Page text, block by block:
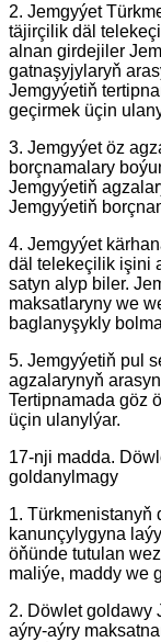
2. Jemgyýet
täjirçilik däl
alnan girdejiler
gatnaşyjylaryň
Jemgyýetiň
geçirmek üçin
3. Jemgyýet öz
borçnamalary
Jemgyýetiň
Jemgyýetiň
4. Jemgyýet
däl telekeçilik işini
satyn alyp biler.
maksatlaryny we
baglanyşykly
5. Jemgyýetiň pul
agzalarynyň
Tertipnamada göz
üçin ulanylýar.
17-nji madda.
goldanylmagy
1. Türkmenistanyň
kanunçylygyna
öňünde tutulan
maliýe, maddy we
2. Döwlet goldawy
aýry-aýry